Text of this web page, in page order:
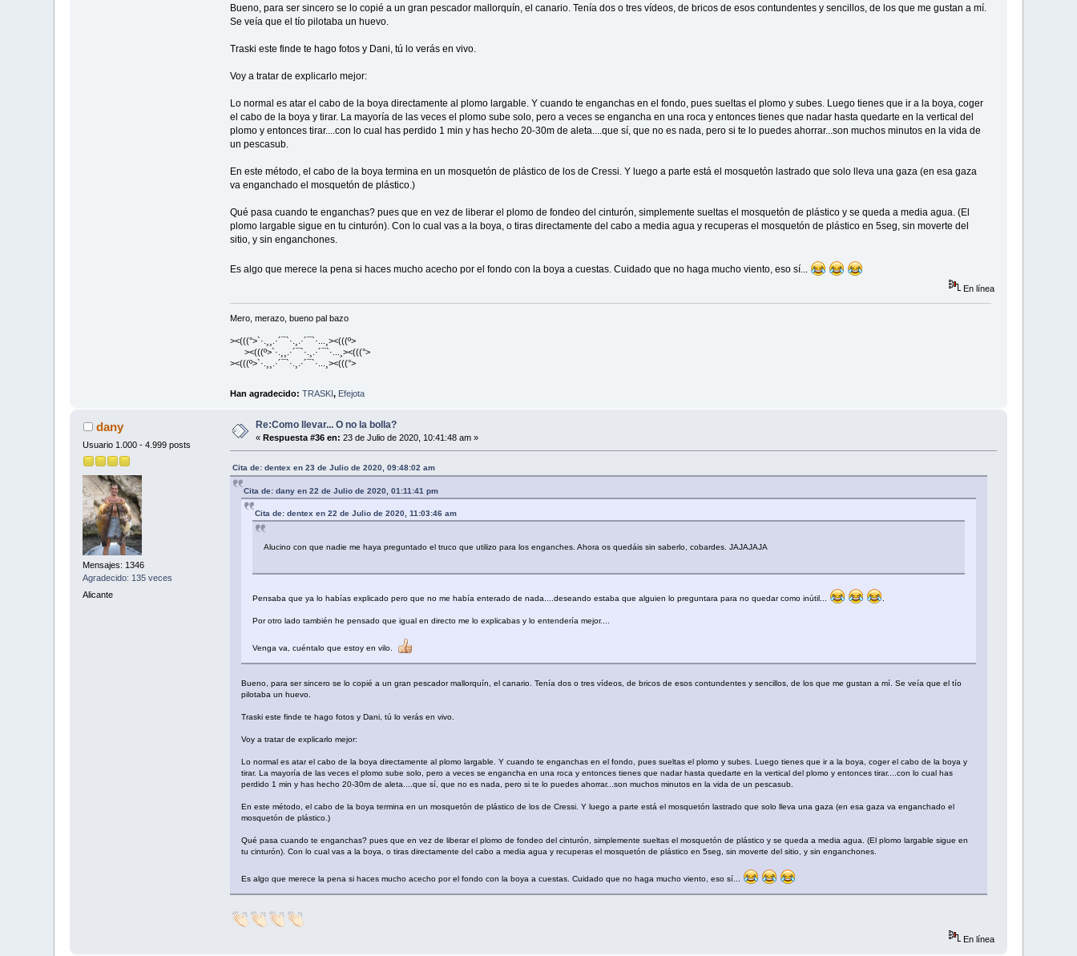
Bueno, para ser sincero se lo copié a un gran pescador mallorquín, el canario. Tenía dos o tres vídeos, de bricos de esos contundentes y sencillos, de los que me gustan a mí.
Se veía que el tío pilotaba un huevo.
Traski este finde te hago fotos y Dani, tú lo verás en vivo.
Voy a tratar de explicarlo mejor:
Lo normal es atar el cabo de la boya directamente al plomo largable. Y cuando te enganchas en el fondo, pues sueltas el plomo y subes. Luego tienes que ir a la boya, coger
el cabo de la boya y tirar. La mayoría de las veces el plomo sube solo, pero a veces se engancha en una roca y entonces tienes que nadar hasta quedarte en la vertical del
plomo y entonces tirar....con lo cual has perdido 1 min y has hecho 20-30m de aleta....que sí, que no es nada, pero si te lo puedes ahorrar...son muchos minutos en la vida de
un pescasub.
En este método, el cabo de la boya termina en un mosquetón de plástico de los de Cressi. Y luego a parte está el mosquetón lastrado que solo lleva una gaza (en esa gaza
va enganchado el mosquetón de plástico.)
Qué pasa cuando te enganchas? pues que en vez de liberar el plomo de fondeo del cinturón, simplemente sueltas el mosquetón de plástico y se queda a media agua. (El
plomo largable sigue en tu cinturón). Con lo cual vas a la boya, o tiras directamente del cabo a media agua y recuperas el mosquetón de plástico en 5seg, sin moverte del
sitio, y sin enganchones.
Es algo que merece la pena si haces mucho acecho por el fondo con la boya a cuestas. Cuidado que no haga mucho viento, eso sí...
En línea
Mero, merazo, bueno pal bazo
><(((°>`·.¸¸.·´¯`·.¸.·´¯`·...¸><(((º>
><(((º>`·.¸¸.·´¯`·.¸.·´¯`·...¸><(((°>
><(((º>`·.¸¸.·´¯`·.¸.·´¯`·...¸><(((°>
Han agradecido: TRASKI, Efejota
dany
Usuario 1.000 - 4.999 posts
Mensajes: 1346
Agradecido: 135 veces
Alicante
Re:Como llevar... O no la bolla?
«Respuesta #36 en: 23 de Julio de 2020, 10:41:48 am »
Cita de: dentex en 23 de Julio de 2020, 09:48:02 am
Cita de: dany en 22 de Julio de 2020, 01:11:41 pm
Cita de: dentex en 22 de Julio de 2020, 11:03:46 am
Alucino con que nadie me haya preguntado el truco que utilizo para los enganches. Ahora os quedáis sin saberlo, cobardes. JAJAJAJA
Pensaba que ya lo habías explicado pero que no me había enterado de nada....deseando estaba que alguien lo preguntara para no quedar como inútil...
Por otro lado también he pensado que igual en directo me lo explicabas y lo entendería mejor....
Venga va, cuéntalo que estoy en vilo.
Bueno, para ser sincero se lo copié a un gran pescador mallorquín, el canario. Tenía dos o tres vídeos, de bricos de esos contundentes y sencillos, de los que me gustan a mí. Se veía que el tío
pilotaba un huevo.
Traski este finde te hago fotos y Dani, tú lo verás en vivo.
Voy a tratar de explicarlo mejor:
Lo normal es atar el cabo de la boya directamente al plomo largable. Y cuando te enganchas en el fondo, pues sueltas el plomo y subes. Luego tienes que ir a la boya, coger el cabo de la boya y
tirar. La mayoría de las veces el plomo sube solo, pero a veces se engancha en una roca y entonces tienes que nadar hasta quedarte en la vertical del plomo y entonces tirar....con lo cual has
perdido 1 min y has hecho 20-30m de aleta....que sí, que no es nada, pero si te lo puedes ahorrar...son muchos minutos en la vida de un pescasub.
En este método, el cabo de la boya termina en un mosquetón de plástico de los de Cressi. Y luego a parte está el mosquetón lastrado que solo lleva una gaza (en esa gaza va enganchado el
mosquetón de plástico.)
Qué pasa cuando te enganchas? pues que en vez de liberar el plomo de fondeo del cinturón, simplemente sueltas el mosquetón de plástico y se queda a media agua. (El plomo largable sigue en
tu cinturón). Con lo cual vas a la boya, o tiras directamente del cabo a media agua y recuperas el mosquetón de plástico en 5seg, sin moverte del sitio, y sin enganchones.
Es algo que merece la pena si haces mucho acecho por el fondo con la boya a cuestas. Cuidado que no haga mucho viento, eso sí...
En línea